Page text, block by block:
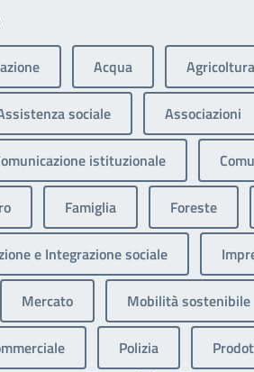
Acqua Agricoltura
sociale Associazioni
istituzionale
Famiglia Foreste
e Integrazione sociale
Mercato Mobilità sostenibile
Polizia